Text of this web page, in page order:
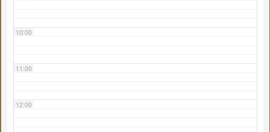
10:00
11:00
12:00